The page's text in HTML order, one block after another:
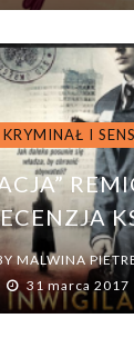
KRYMINAŁ I
MALWINA
31 marca 2017